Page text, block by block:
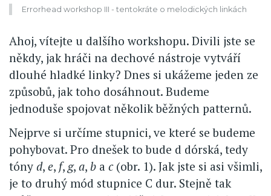
Errorhead workshop III - tentokráte o melodických linkách
Ahoj, vítejte u dalšího workshopu. Divili jste se
někdy, jak hráči na dechové nástroje vytváří
dlouhé hladké linky? Dnes si ukážeme jeden ze
způsobů, jak toho dosáhnout. Budeme
jednoduše spojovat několik běžných patternů.
Nejprve si určíme stupnici, ve které se budeme
pohybovat. Pro dnešek to bude d dórská, tedy
tóny d, e, f, g, a, b a c(obr. 1). Jak jste si asi všimli,
je to druhý mód stupnice C dur. Stejně tak